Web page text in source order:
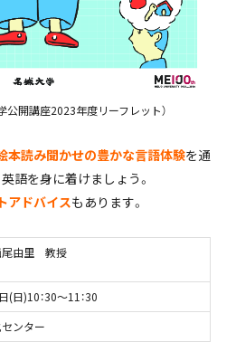
公開講座2023年度リーフレット）
本読み聞かせの豊かな言語体験を通
語を身に着けましょう。
アドバイスもあります。
由里 教授
日)10：30～11：30
ンター